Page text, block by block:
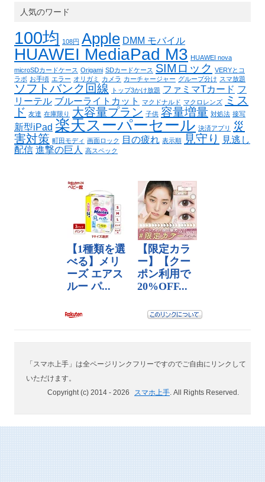
人気のワード
100均 108円 Apple DMM モバイル
HUAWEI MediaPad M3 HUAWEI nova
microSDカードケース Origami SDカードケース SIMロック VERYとコ
ラボ お手頃 エラー オリガミ カメラ カーチャージャー グループ分け スマ放題
ソフトバンク回線 トップ3かけ放題 ファミマTカード フ
リーテル ブルーライトカット マクドナルド マクロレンズ
ミス
ド 友達 在庫限り 大容量プラン 子供 容量増量 対処法 接写
新型iPad 楽天スーパーセール 決済アプリ
災
害対策 町田モディ 画面ロック 目の疲れ 表示順 見守り
見逃し
配信 進撃の巨人 高スペック
「スマホ上手」は全ページリンクフリーですのでご自由にリンクして
いただけます。
Copyright (c) 2014 - 2026 スマホ上手. All Rights Reserved.